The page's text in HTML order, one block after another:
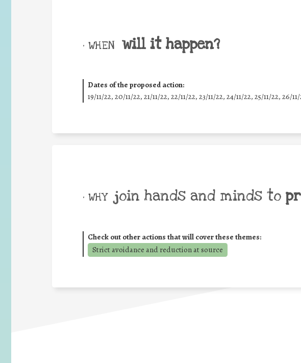
• WHEN will it happen?
Dates of the proposed action:
19/11/22, 20/11/22, 21/11/22, 22/11/22, 23/11/22, 24/11/22, 25/11/22, 26/
• WHY join hands and minds to
Check out other actions that will cover these themes:
Strict avoidance and reduction at source